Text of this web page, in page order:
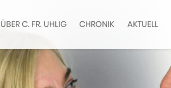
ÜBER C. FR. UHLIG CHRONIK AKTUELL